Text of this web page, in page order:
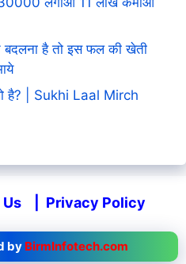
है तो इस फल की खेती
है? | Sukhi Laal Mirch
Privacy Policy
by BirmInfotech.com